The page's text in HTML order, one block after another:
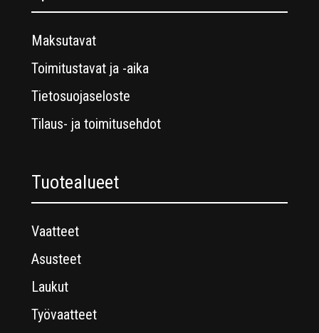
Maksutavat
Toimitustavat ja -aika
Tietosuojaseloste
Tilaus- ja toimitusehdot
Tuotealueet
Vaatteet
Asusteet
Laukut
Työvaatteet